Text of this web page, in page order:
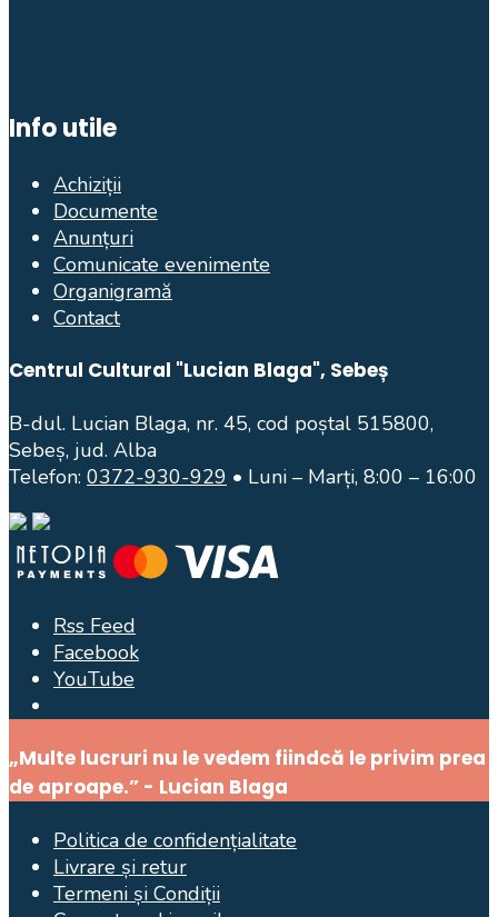
Info utile
Achiziții
Documente
Anunțuri
Comunicate evenimente
Organigramă
Contact
Centrul Cultural "Lucian Blaga", Sebeș
B-dul. Lucian Blaga, nr. 45, cod poștal 515800,
Sebeș, jud. Alba
Telefon: 0372-930-929 • Luni – Marți, 8:00 – 16:00
Rss Feed
Facebook
YouTube
Window
„Multe lucruri nu le vedem fiindcă le privim prea
de aproape.” - Lucian Blaga
Politica de confidențialitate
Livrare și retur
Termeni și Condiții